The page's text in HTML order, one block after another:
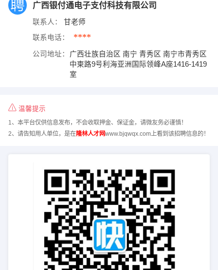
广西银付通电子支付科技有限公司
联系人： 甘老师
联系电话： ****
公司地址：
广西壮族自治区 南宁 青秀区 南宁市青秀区
中柬路9号利海亚洲国际领峰A座1416-1419
室
温馨提示
1、本平台仅供信息发布，不会收取押金、保证金，请微友务必谨慎！
2、请告知用人单位，是在隆林人才网www.bjqwqx.com上看到该招聘信息的！